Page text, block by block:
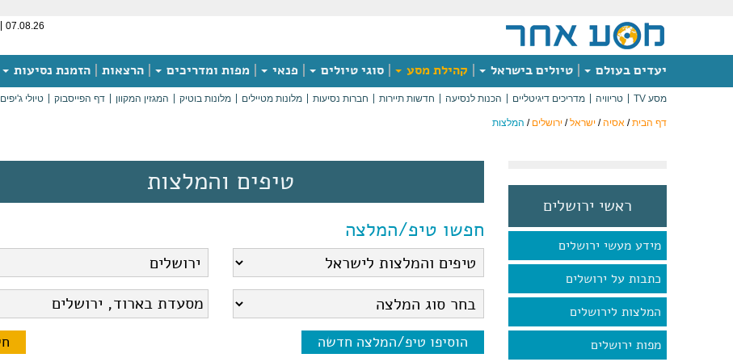
07.08.26
יעדים בעולם טיולים בישראל קהילת מסע סוגי טיולים פנאי מפות ומדריכים הרצאות הזמנת נסיעות
מסע TV טריוויה מדריכים דיגיטליים הכנות לנסיעה חדשות תיירות חברות נסיעות מלונות מטיילים מלונות בוטיק המגזין המקוון דף הפייסבוק טיולי ג'יפים
דף הבית/ אסיה/ ישראל/ ירושלים / המלצות
ראשי ירושלים
מידע מעשי ירושלים
כתבות על ירושלים
המלצות לירושלים
מפות ירושלים
טיפים והמלצות
חפשו טיפ/המלצה
הוסיפו טיפ/המלצה חדשה